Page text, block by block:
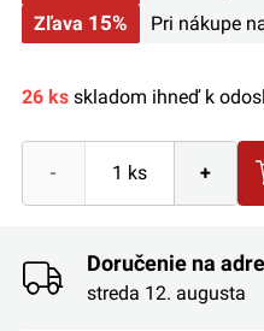
Zľava 15% Pri nákupe
26 ksskladom ihneď k
- +
Doručenie na
streda 12. augusta